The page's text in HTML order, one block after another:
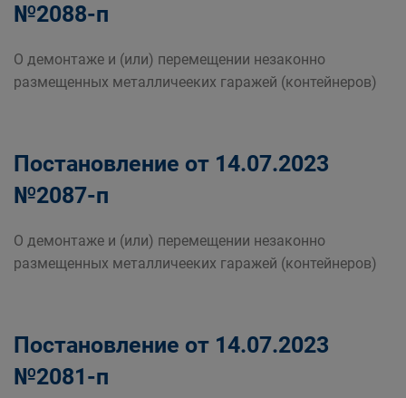
№2088-п
О демонтаже и (или) перемещении незаконно
размещенных металличееких гаражей (контейнеров)
Постановление от 14.07.2023
№2087-п
О демонтаже и (или) перемещении незаконно
размещенных металличееких гаражей (контейнеров)
Постановление от 14.07.2023
№2081-п